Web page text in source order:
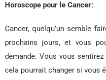
Horoscope pour le Cancer:
Cancer, quelqu’un semble
prochains jours, et vous
demande. Vous vous
cela pourrait changer si vous